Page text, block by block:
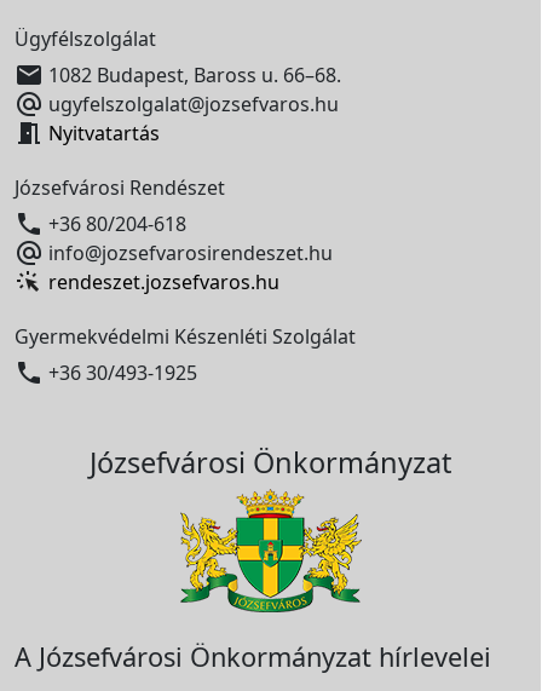
Ügyfélszolgálat
 1082 Budapest, Baross u. 66–68.
 ugyfelszolgalat@jozsefvaros.hu
 Nyitvatartás
Józsefvárosi Rendészet
 +36 80/204-618
 info@jozsefvarosirendeszet.hu
rendeszet.jozsefvaros.hu
Gyermekvédelmi Készenléti Szolgálat
 +36 30/493-1925
Józsefvárosi Önkormányzat
A Józsefvárosi Önkormányzat hírlevelei